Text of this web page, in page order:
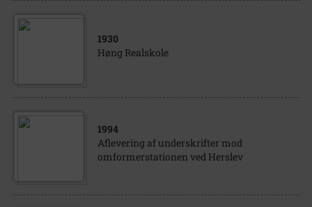
1930
Høng Realskole
1994
Aflevering af underskrifter mod
omformerstationen ved Herslev